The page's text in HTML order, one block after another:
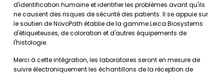
d'identification humaine et identifier les problèmes avant qu'ils
ne causent des risques de sécurité des patients. Il se appuie sur
le soutien de NovoPath établie de la gamme Leica Biosystems
d'étiqueteuses, de coloration et d'autres équipements de
l'histologie.
Merci à cette intégration, les laboratoires seront en mesure de
suivre électroniquement les échantillons de la réception de